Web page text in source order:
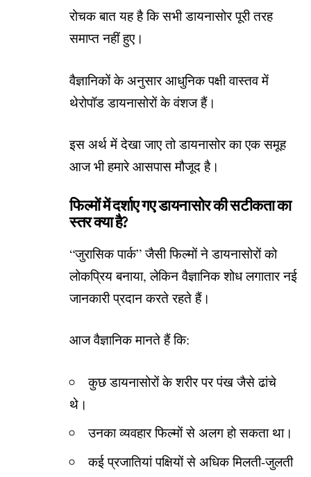
रोचक बात यह है कि सभी डायनासोर पूरी तरह
समाप्त नहीं हुए।
वैज्ञानिकों के अनुसार आधुनिक पक्षी वास्तव में
थेरोपॉड डायनासोरों के वंशज हैं।
इस अर्थ में देखा जाए तो डायनासोर का एक समूह
आज भी हमारे आसपास मौजूद है।
फिल्मों में दर्शाए गए डायनासोर की सटीकता का
स्तर क्या है?
“जुरासिक पार्क” जैसी फिल्मों ने डायनासोरों को
लोकप्रिय बनाया, लेकिन वैज्ञानिक शोध लगातार नई
जानकारी प्रदान करते रहते हैं।
आज वैज्ञानिक मानते हैं कि:
कुछ डायनासोरों के शरीर पर पंख जैसे ढांचे
थे।
उनका व्यवहार फिल्मों से अलग हो सकता था।
कई प्रजातियां पक्षियों से अधिक मिलती-जुलती